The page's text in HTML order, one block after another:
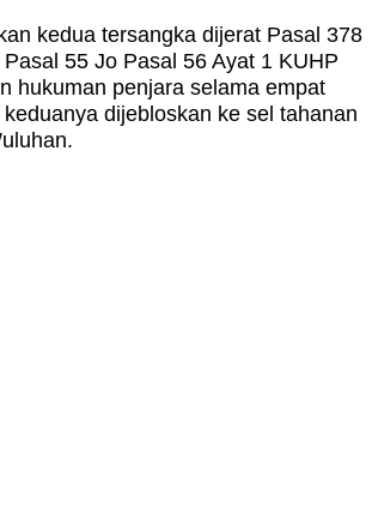
kedua tersangka dijerat Pasal 378
55 Jo Pasal 56 Ayat 1 KUHP
hukuman penjara selama empat
dijebloskan ke sel tahanan